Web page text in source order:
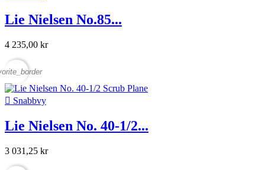
Lie Nielsen No.85...
4 235,00 kr
 Snabbvy
Lie Nielsen No. 40-1/2...
3 031,25 kr